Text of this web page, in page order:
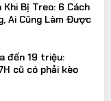
Bị Treo: 6 Cách
Ai Cũng Làm Được
đến 19 triệu:
cũ có phải kèo